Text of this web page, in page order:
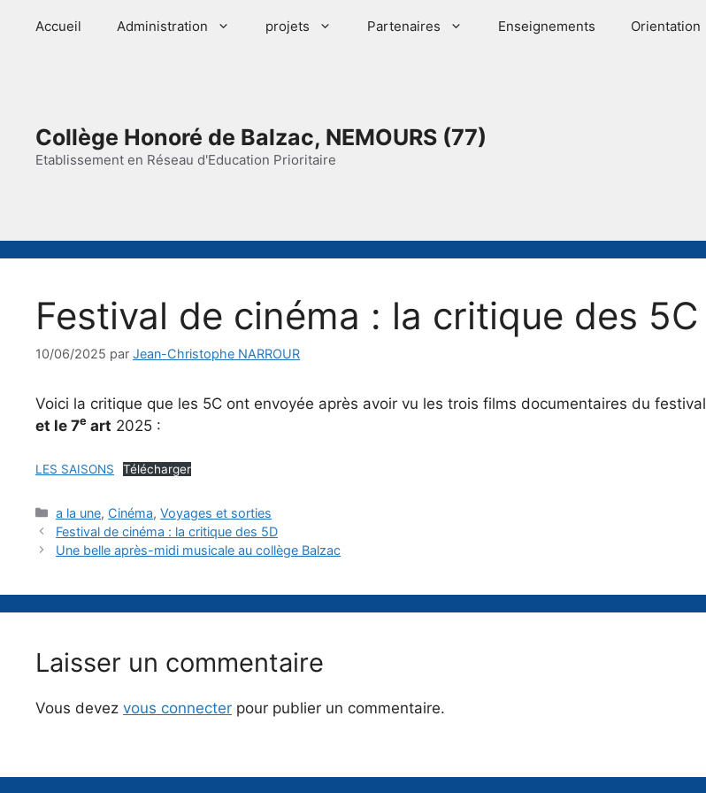
Accueil Administration projets Partenaires Enseignements Orientation
Collège Honoré de Balzac, NEMOURS (77)
Etablissement en Réseau d'Education Prioritaire
Festival de cinéma : la critique des 5C
10/06/2025 par Jean-Christophe NARROUR
Voici la critique que les 5C ont envoyée après avoir vu les trois films documentaires du festival
et le 7e art 2025 :
LES SAISONS Télécharger
Catégories
a la une, Cinéma,Voyages et sorties
Festival de cinéma : la critique des 5D
Une belle après-midi musicale au collège Balzac
Laisser un commentaire
Vous devez vous connecter pour publier un commentaire.